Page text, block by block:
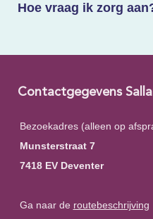
Hoe vraag ik zorg
Contactgegevens
Bezoekadres (alleen op
Munsterstraat 7
7418 EV Deventer
Ga naar de routebeschrijving